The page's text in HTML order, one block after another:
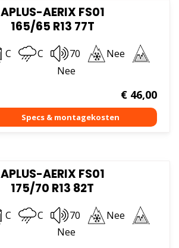
APLUS-AERIX FS01
165/65 R13 77T
C C 70
Nee
Nee
€46,00
APLUS-AERIX FS01
175/70 R13 82T
C C 70
Nee
Nee